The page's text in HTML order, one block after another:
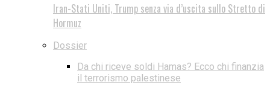
Iran-Stati Uniti, Trump senza via d’uscita sullo Stretto di
Hormuz
Dossier
Da chi riceve soldi Hamas? Ecco chi finanzia
il terrorismo palestinese